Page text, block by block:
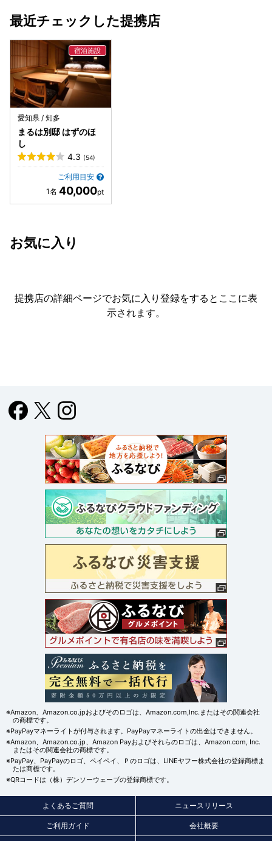
最近チェックした提携店
愛知県 / 知多
まるは別邸 はずのほ
し
4.3 (54)
ご利用目安
40,000
お気に入り
提携店の詳細ページでお気に入り登録をすると ここに表
示されます。
※Amazon、Amazon.co.jpおよびそのロゴは、Amazon.com,Inc.またはその関連会社
の商標です。
※PayPayマネーライトが付与されます。PayPayマネーライトの出金はできません。
※Amazon、Amazon.co.jp、Amazon Payおよびそれらのロゴは、Amazon.com, Inc.
またはその関連会社の商標です。
※PayPay、PayPayのロゴ、ペイペイ、Ｐのロゴは、LINEヤフー株式会社の登録商標ま
たは商標です。
※QRコードは（株）デンソーウェーブの登録商標です。
よくあるご質問 ニュースリリース
ご利用ガイド 会社概要